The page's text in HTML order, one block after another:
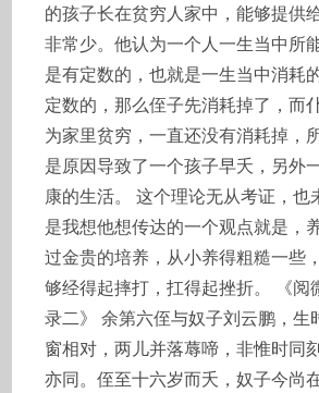
的孩子长在贫穷人家中，能够提供
非常少。他认为一个人一生当中所
是有定数的，也就是一生当中消耗
定数的，那么侄子先消耗掉了，而
为家里贫穷，一直还没有消耗掉，
是原因导致了一个孩子早夭，另外
康的生活。 这个理论无从考证，也
是我想他想传达的一个观点就是，
过金贵的培养，从小养得粗糙一些
够经得起摔打，扛得起挫折。 《阅
录二》 余第六侄与奴子刘云鹏，生
窗相对，两儿并落蓐啼，非惟时同
亦同。侄至十六岁而夭，奴子今尚